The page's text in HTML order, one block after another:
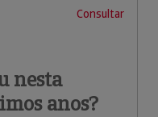
Consultar
nesta
anos?